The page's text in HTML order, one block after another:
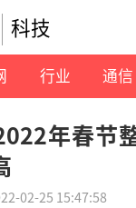
科技
行业 通信
年春节
02-25 15:47:58